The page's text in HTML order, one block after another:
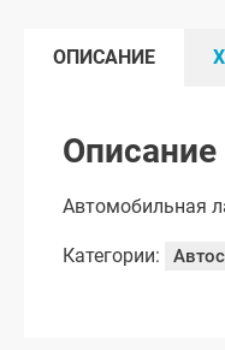
ОПИСАНИЕ
Описание
Автомобильная
Категории: